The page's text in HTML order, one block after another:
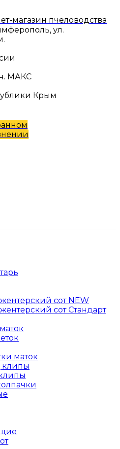
магазин пчеловодства
ул.
МАКС
Крым
сот NEW
сот Стандарт
маток
клипы